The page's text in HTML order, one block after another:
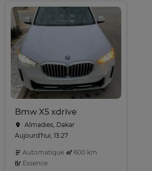
Bmw X5 xdrive
Almadies, Dakar
Aujourd'hui, 13:27
Automatique
600 km
Essence